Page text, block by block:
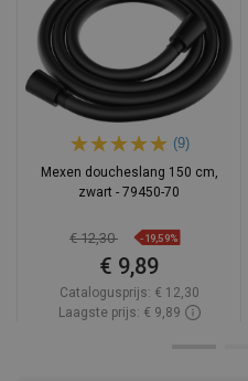
(9)
Mexen doucheslang 150 cm,
zwart - 79450-70
€ 12,30 -19,59%
€ 9,89
Catalogusprijs: € 12,30
Laagste prijs: € 9,89